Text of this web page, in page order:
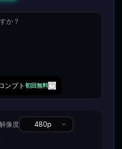
ンプト初回無料
像度
480p